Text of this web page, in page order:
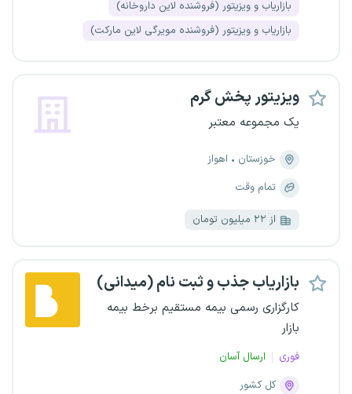
بازاریاب و ویزیتور (فروشنده لاین داروخانه)
بازاریاب و ویزیتور (فروشنده مویرگی لاین مارکت)
ویزیتور پخش گرم
یک مجموعه معتبر
خوزستان
اهواز
تمام وقت
از ۲۲ میلیون تومان
بازاریاب جذب و ثبت نام (میدانی)
کارگزاری رسمی بیمه مستقیم برخط بیمه
بازار
فوری
ارسال آسان
کل کشور